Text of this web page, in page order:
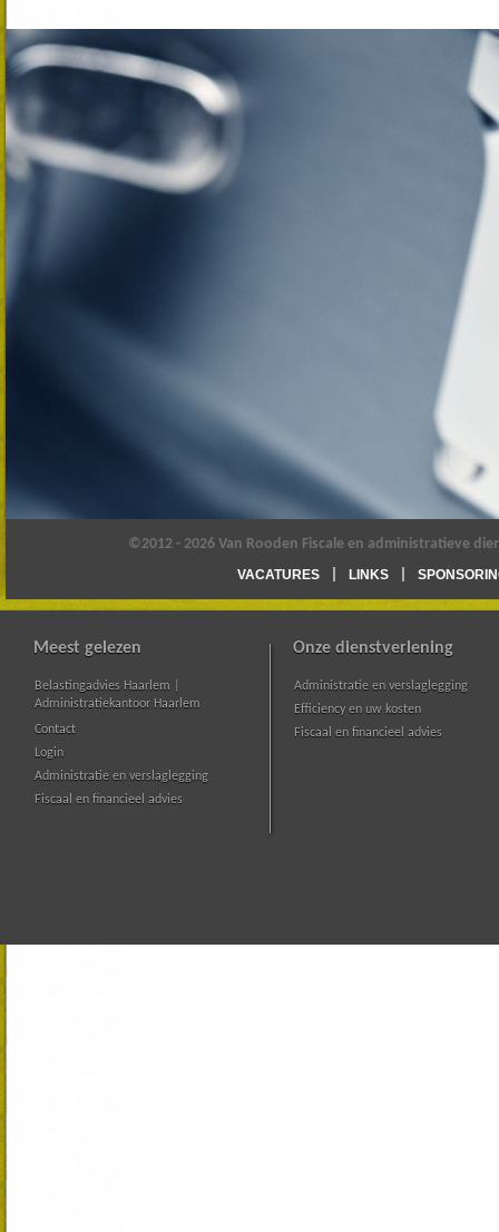
©2012 - 2026 Van Rooden Fiscale en administratieve
VACATURES LINKS
Meest gelezen
Belastingadvies Haarlem |
Administratiekantoor Haarlem
Contact
Login
Administratie en verslaglegging
Fiscaal en financieel advies
Onze dienstverlening
Administratie en verslaglegging
Efficiency en uw kosten
Fiscaal en financieel advies